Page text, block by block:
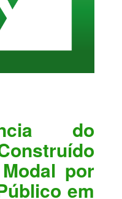
do
por
em